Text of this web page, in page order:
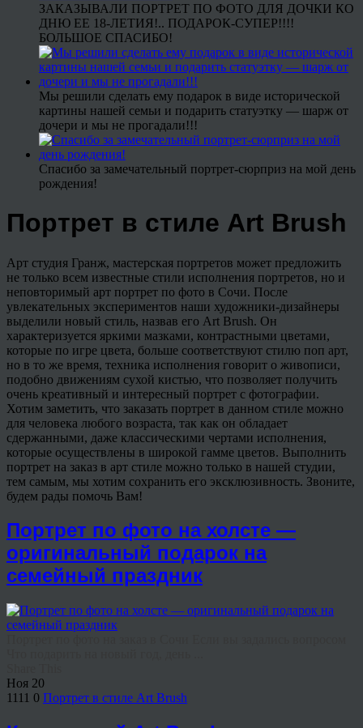
ЗАКАЗЫВАЛИ ПОРТРЕТ ПО ФОТО ДЛЯ ДОЧКИ КО
ДНЮ ЕЕ 18-ЛЕТИЯ!.. ПОДАРОК-СУПЕР!!!!
БОЛЬШОЕ СПАСИБО!
Мы решили сделать ему подарок в виде исторической
картины нашей семьи и подарить статуэтку — шарж от
дочери и мы не прогадали!!!
Спасибо за замечательный портрет-сюрприз на мой день
рождения!
Портрет в стиле Art Brush
Арт студия Гранж, мастерская портретов может предложить
не только всем известные стили исполнения портретов, но и
неповторимый арт портрет по фото в Сочи. После
увлекательных экспериментов наши художники-дизайнеры
выделили новый стиль, назвав его Art Brush. Он
характеризуется яркими мазками, контрастными цветами,
которые по игре цвета, больше соответствуют стилю поп арт,
но в то же время, техника исполнения говорит о живописи,
подобно движениям сухой кистью, что позволяет получить
очень креативный и интересный портрет с фотографии.
Хотим заметить, что заказать портрет в данном стиле можно
для человека любого возраста, так как он обладает
сдержанными, даже классическими чертами исполнения,
которые осуществлены в широкой гамме цветов. Выполнить
портрет на заказ в арт стиле можно только в нашей студии,
тем самым, мы хотим сохранить его эксклюзивность. Звоните,
будем рады помочь Вам!
Портрет по фото на холсте —
оригинальный подарок на
семейный праздник
Ноя 20
1111 0 Портрет в стиле Art Brush